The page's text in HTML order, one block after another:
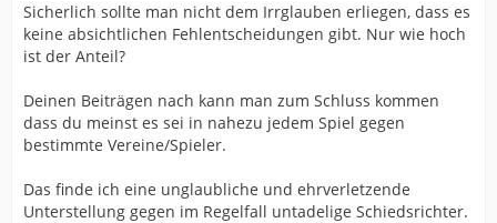
Sicherlich sollte man nicht dem Irrglauben erliegen, dass es
keine absichtlichen Fehlentscheidungen gibt. Nur wie hoch
ist der Anteil?
Deinen Beiträgen nach kann man zum Schluss kommen
dass du meinst es sei in nahezu jedem Spiel gegen
bestimmte Vereine/Spieler.
Das finde ich eine unglaubliche und ehrverletzende
Unterstellung gegen im Regelfall untadelige Schiedsrichter.